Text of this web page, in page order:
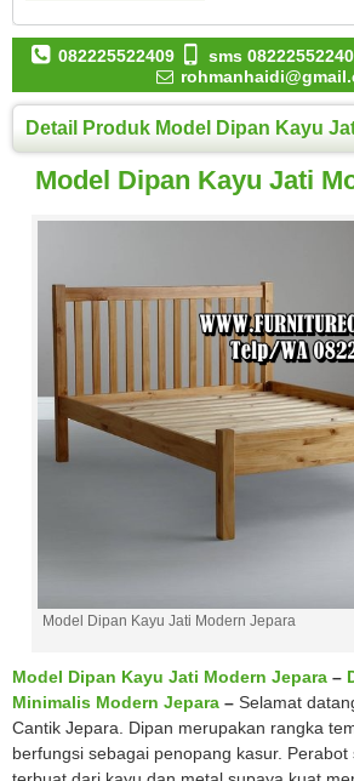
082225522409 sms
Detail Produk Model Dipan Kayu
Model Dipan Kayu Jati
Model Dipan Kayu Jati Modern Jepara
Model Dipan Kayu Jati Modern Jepara –
Minimalis Modern Jepara – Selamat
Cantik Jepara. Dipan merupakan rangka
berfungsi sebagai penopang kasur.